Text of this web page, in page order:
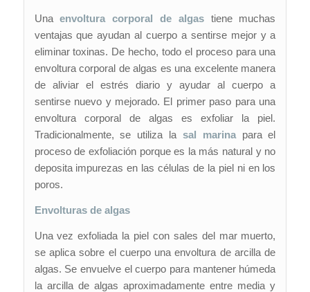
Unaenvoltura corporal de algas tiene muchas
ventajas que ayudan al cuerpo a sentirse mejor y a
eliminar toxinas. De hecho, todo el proceso para una
envoltura corporal de algas es una excelente manera
de aliviar el estrés diario y ayudar al cuerpo a
sentirse nuevo y mejorado. El primer paso para una
envoltura corporal de algas es exfoliar la piel.
Tradicionalmente, se utiliza la sal marinapara el
proceso de exfoliación porque es la más natural y no
deposita impurezas en las células de la piel ni en los
poros.
Envolturas de algas
Una vez exfoliada la piel con sales del mar muerto,
se aplica sobre el cuerpo una envoltura de arcilla de
algas. Se envuelve el cuerpo para mantener húmeda
la arcilla de algas aproximadamente entre media y